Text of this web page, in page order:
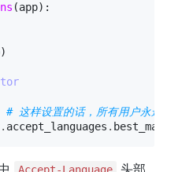
(app):
)
样设置的话，所有用户永远显
. accept_languages . best_match